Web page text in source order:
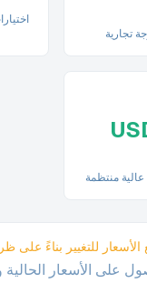
منتظمة
للتغيير بناءً
على الأسعار